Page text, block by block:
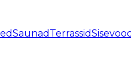
Saunad Terrassid